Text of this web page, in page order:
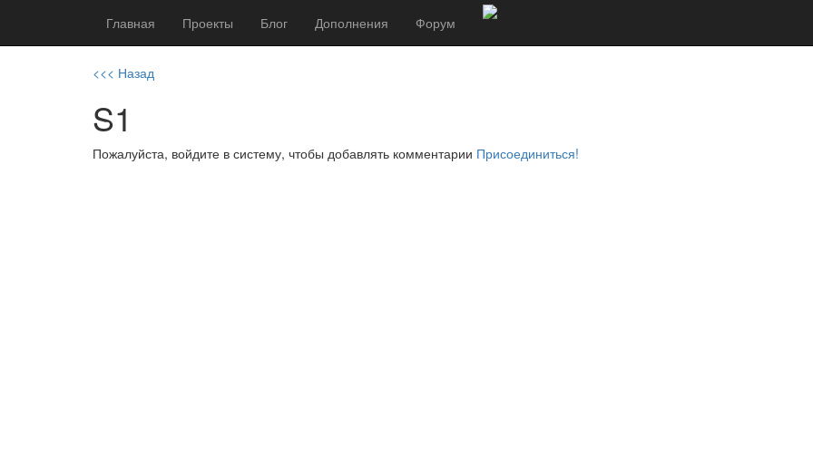
Главная Проекты Блог Дополнения Форум
<<< Назад
S1
Пожалуйста, войдите в систему, чтобы добавлять комментарии Присоединиться!